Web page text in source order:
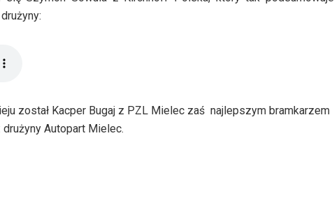
został Kacper Bugaj z PZL Mielec zaś najlepszym bramkarzem
Autopart Mielec.